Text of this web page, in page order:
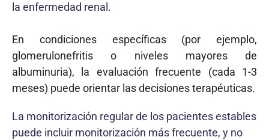
la enfermedad renal.
En condiciones específicas (por ejemplo,
glomerulonefritis o niveles mayores de
albuminuria), la evaluación frecuente (cada 1-3
meses) puede orientar las decisiones terapéuticas.
La monitorización regular de los pacientes estables
puede incluir monitorización más frecuente, y no